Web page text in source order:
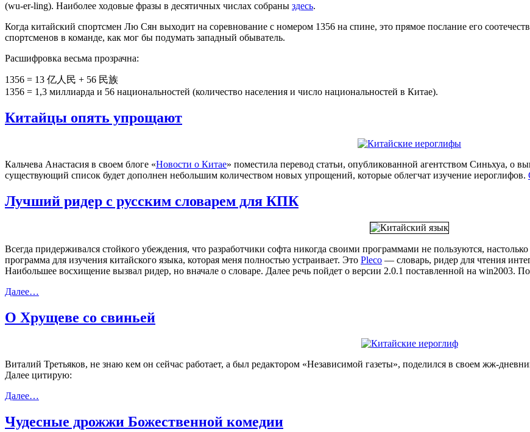
(wu-er-ling). Наиболее ходовые фразы в десятичных числах собраны здесь.
Когда китайский спортсмен Лю Сян выходит на соревнование с номером 1356 на спине, это прямое послание его
спортсменов в команде, как мог бы подумать западный обыватель.
Расшифровка весьма прозрачна:
1356 = 13 亿人民 + 56 民族
1356 = 1,3 миллиарда и 56 национальностей (количество населения и число национальностей в Китае).
Китайцы опять упрощают
Кальчева Анастасия в своем блоге «Новости о Китае» поместила перевод статьи, опубликованной агентством Синьхуа, о
существующий список будет дополнен небольшим количеством новых упрощений, которые облегчат изучение иероглифов.
Лучший ридер с русским словарем для КПК
Всегда придерживался стойкого убеждения, что разработчики софта никогда своими программами не пользуются,
программа для изучения китайского языка, которая меня полностью устраивает. Это Pleco — словарь, ридер для чтения
Наибольшее восхищение вызвал ридер, но вначале о словаре. Далее речь пойдет о версии 2.0.1 поставленной на win2003.
Далее…
О Хрущеве со свиньей
Виталий Третьяков, не знаю кем он сейчас работает, а был редактором «Независимой газеты», поделился в своем жж-
Далее цитирую:
Далее…
Чудесные дрожжи Божественной комедии